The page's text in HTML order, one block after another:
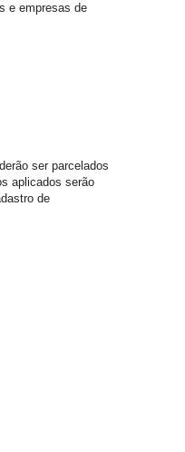
e empresas de
ser parcelados
aplicados serão
de